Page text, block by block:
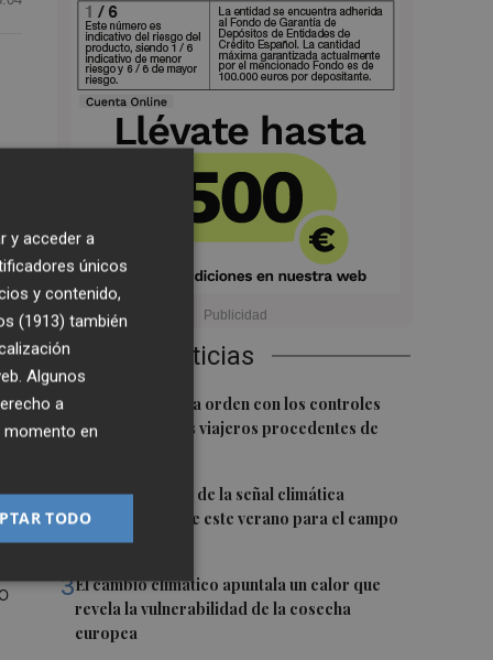
Últimas Noticias
1
El BOE publica la orden con los controles
fronterizos a los viajeros procedentes de
2La FAO advierte de la señal climática
"excepcional" de este verano para el campo
europeo
3El cambio climático apuntala un calor que
revela la vulnerabilidad de la cosecha
europea
y acceder a
únicos
y contenido,
(1913) también
Algunos
a
momento en
TODO